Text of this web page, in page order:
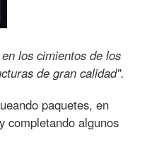
los cimientos de los
de gran calidad".
paquetes, en
completando algunos